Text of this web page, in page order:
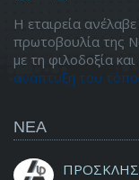
Η εταιρεία
πρωτοβουλία της
με τη φιλοδοξία
ανάπτυξη του
ΝΕΑ